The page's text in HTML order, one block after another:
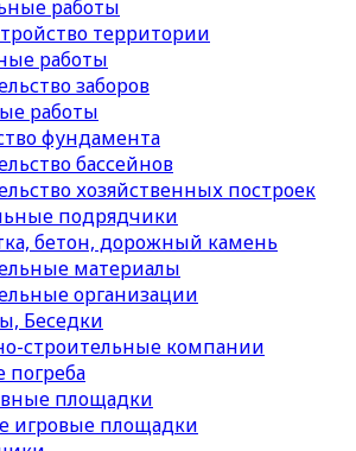
работы
территории
работы
заборов
работы
фундамента
бассейнов
хозяйственных построек
подрядчики
бетон, дорожный камень
материалы
организации
Беседки
строительные компании
площадки
игровые площадки